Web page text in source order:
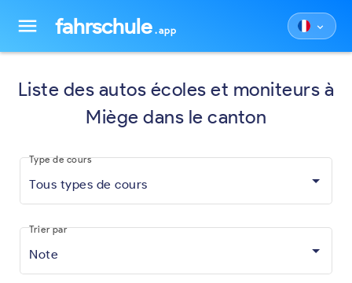
menu fahrschule .app keyboard_arrow_down
Liste des autos écoles et moniteurs à
Miège dans le canton
Tous types de cours
Type de cours
Note
Trier par